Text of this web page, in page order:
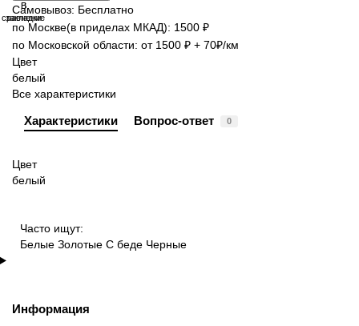
В
закладки
В
сравнение
Самовывоз: Бесплатно
по Москве(в приделах МКАД): 1500 ₽
по Московской области: от 1500 ₽ + 70₽/км
Цвет
белый
Все характеристики
Характеристики Вопрос-ответ 0
Цвет
белый
Часто ищут:
Белые Золотые С беде Черные
Информация